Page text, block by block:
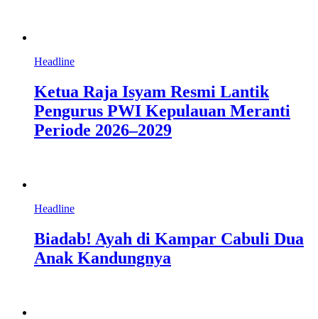
Headline
Ketua Raja Isyam Resmi Lantik
Pengurus PWI Kepulauan Meranti
Periode 2026–2029
Headline
Biadab! Ayah di Kampar Cabuli Dua
Anak Kandungnya